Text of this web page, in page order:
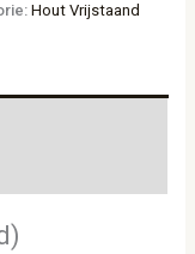
Hout Vrijstaand